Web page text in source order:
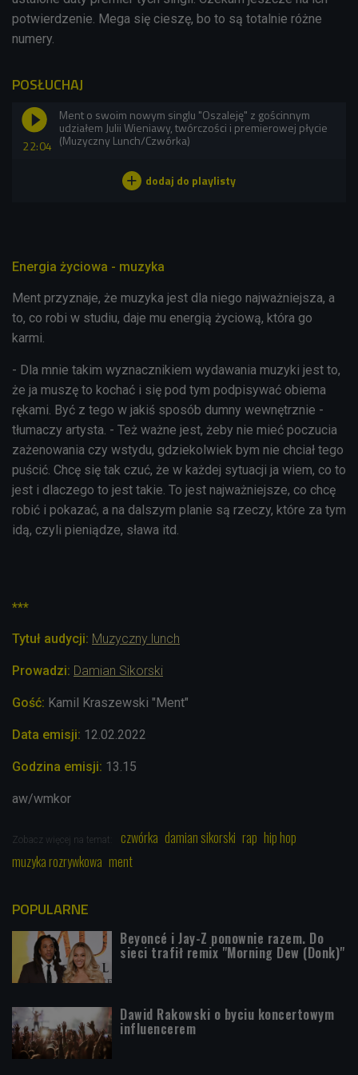
potwierdzenie. Mega się cieszę, bo to są totalnie różne
numery.
POSŁUCHAJ
22:04
Ment o swoim nowym singlu "Oszaleję" z gościnnym
udziałem Julii Wieniawy, twórczości i premierowej płycie
(Muzyczny Lunch/Czwórka)
Energia życiowa - muzyka
Ment przyznaje, że muzyka jest dla niego najważniejsza, a
to, co robi w studiu, daje mu energią życiową, która go
karmi.
- Dla mnie takim wyznacznikiem wydawania muzyki jest to,
że ja muszę to kochać i się pod tym podpisywać obiema
rękami. Być z tego w jakiś sposób dumny wewnętrznie -
tłumaczy artysta. - Też ważne jest, żeby nie mieć poczucia
zażenowania czy wstydu, gdziekolwiek bym nie chciał tego
puścić. Chcę się tak czuć, że w każdej sytuacji ja wiem, co to
jest i dlaczego to jest takie. To jest najważniejsze, co chcę
robić i pokazać, a na dalszym planie są rzeczy, które za tym
idą, czyli pieniądze, sława itd.
***
Tytuł audycji: Muzyczny lunch
Prowadzi: Damian Sikorski
Gość: Kamil Kraszewski "Ment"
Data emisji: 12.02.2022
Godzina emisji: 13.15
aw/wmkor
Zobacz więcej na temat: czwórka damian sikorski rap hip hop
muzyka rozrywkowa ment
POPULARNE
Beyoncé i Jay-Z ponownie razem. Do
sieci trafił remix "Morning Dew (Donk)"
Dawid Rakowski o byciu koncertowym
influencerem